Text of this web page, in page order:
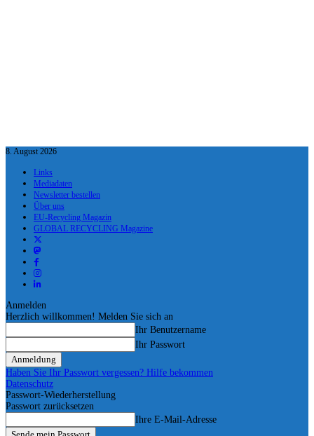
8. August 2026
Links
Mediadaten
Newsletter bestellen
Über uns
EU-Recycling Magazin
GLOBAL RECYCLING Magazine
Anmelden
Herzlich willkommen! Melden Sie sich an
Ihr Benutzername
Ihr Passwort
Haben Sie Ihr Passwort vergessen? Hilfe bekommen
Datenschutz
Passwort-Wiederherstellung
Passwort zurücksetzen
Ihre E-Mail-Adresse